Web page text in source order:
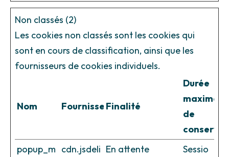
Non classés (2)
Les cookies non classés sont les cookies qui
sont en cours de classification, ainsi que les
fournisseurs de cookies individuels.
Nom FournisseurFinalité
Durée
maximale
de
popup_m cdn.jsdeli En attente
Sessio